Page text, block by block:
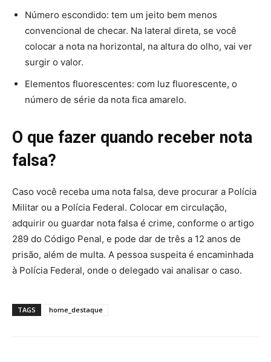
Número escondido: tem um jeito bem menos
convencional de checar. Na lateral direta, se você
colocar a nota na horizontal, na altura do olho, vai ver
surgir o valor.
Elementos fluorescentes: com luz fluorescente, o
número de série da nota fica amarelo.
O que fazer quando receber nota
falsa?
Caso você receba uma nota falsa, deve procurar a Polícia
Militar ou a Polícia Federal. Colocar em circulação,
adquirir ou guardar nota falsa é crime, conforme o artigo
289 do Código Penal, e pode dar de três a 12 anos de
prisão, além de multa. A pessoa suspeita é encaminhada
à Polícia Federal, onde o delegado vai analisar o caso.
TAGS home_destaque